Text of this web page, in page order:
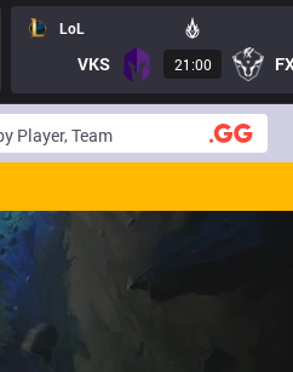
LoL
VKS 21:00